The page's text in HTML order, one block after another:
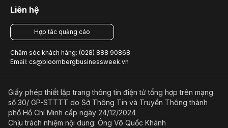
Liên hệ
Hợp tác quảng cáo
Chăm sóc khách hàng: (028) 888 90868
Email: cs@bloombergbusinessweek.vn
Giấy phép thiết lập trang thông tin điện tử tổng hợp trên mạng
số 30/ GP-STTTT do Sở Thông Tin và Truyền Thông thành
phố Hồ Chí Minh cấp ngày 24/12/2024
Chịu trách nhiệm nội dung: Ông Võ Quốc Khánh